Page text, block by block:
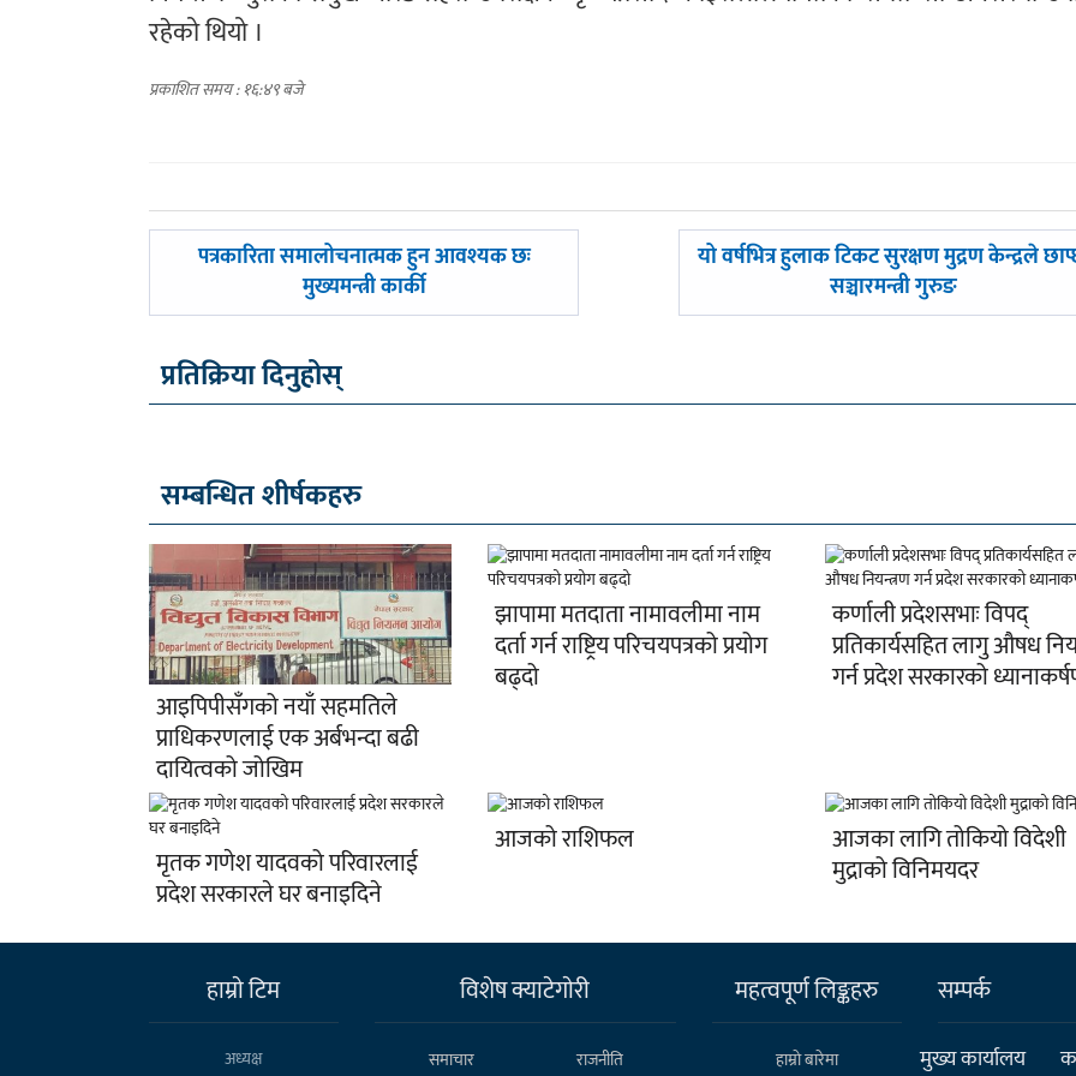
रहेको थियो ।
प्रकाशित समय : १६:४९ बजे
पछिल्लाे
पत्रकारिता समालोचनात्मक हुन आवश्यक छः
मुख्यमन्त्री कार्की
अघिल्लाे
यो वर्षभित्र हुलाक टिकट सुरक्षण मुद्रण केन्द्रले
सञ्चारमन्त्री गुरुङ
प्रतिक्रिया दिनुहोस्
सम्बन्धित शीर्षकहरु
आइपिपीसँगको नयाँ सहमतिले
प्राधिकरणलाई एक अर्बभन्दा बढी
दायित्वको जोखिम
झापामा मतदाता नामावलीमा नाम
दर्ता गर्न राष्ट्रिय परिचयपत्रको प्रयोग
बढ्दो
कर्णाली प्रदेशसभाः विपद्
प्रतिकार्यसहित लागु औषध
गर्न प्रदेश सरकारको
मृतक गणेश यादवको परिवारलाई
प्रदेश सरकारले घर बनाइदिने
आजको राशिफल आजका लागि तोकियो विदेशी
मुद्राको विनिमयदर
हाम्राे टिम
अध्यक्ष
विशेष क्याटेगाेरी
समाचार राजनीति
महत्वपूर्ण लिङ्कहरु
हाम्राे बारेमा
सम्पर्क
मुख्य कार्यालय